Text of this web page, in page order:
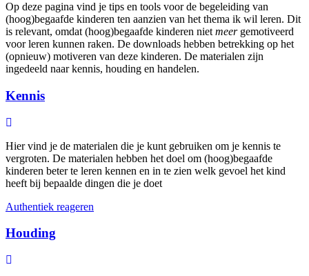
Op deze pagina vind je tips en tools voor de begeleiding van
(hoog)begaafde kinderen ten aanzien van het thema ik wil leren. Dit
is relevant, omdat (hoog)begaafde kinderen niet meergemotiveerd
voor leren kunnen raken. De downloads hebben betrekking op het
(opnieuw) motiveren van deze kinderen. De materialen zijn
ingedeeld naar kennis, houding en handelen.
Kennis
Hier vind je de materialen die je kunt gebruiken om je kennis te
vergroten. De materialen hebben het doel om (hoog)begaafde
kinderen beter te leren kennen en in te zien welk gevoel het kind
heeft bij bepaalde dingen die je doet
Authentiek reageren
Houding